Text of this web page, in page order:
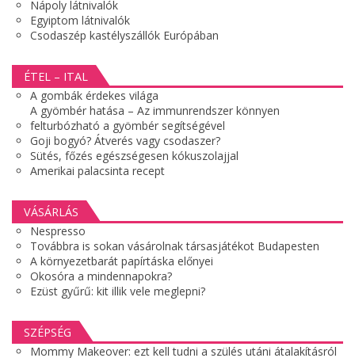
Nápoly látnivalók
Egyiptom látnivalók
Csodaszép kastélyszállók Európában
ÉTEL – ITAL
A gombák érdekes világa
A gyömbér hatása – Az immunrendszer könnyen
felturbózható a gyömbér segítségével
Goji bogyó? Átverés vagy csodaszer?
Sütés, főzés egészségesen kókuszolajjal
Amerikai palacsinta recept
VÁSÁRLÁS
Nespresso
Továbbra is sokan vásárolnak társasjátékot Budapesten
A környezetbarát papírtáska előnyei
Okosóra a mindennapokra?
Ezüst gyűrű: kit illik vele meglepni?
SZÉPSÉG
Mommy Makeover: ezt kell tudni a szülés utáni átalakításról